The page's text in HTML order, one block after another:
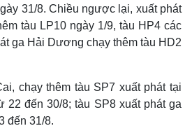
31/8. Chiều ngược lại, xuất phát
tàu LP10 ngày 1/9, tàu HP4 các
ga Hải Dương chạy thêm tàu HD2
chạy thêm tàu SP7 xuất phát tại
22 đến 30/8; tàu SP8 xuất phát ga
đến 31/8.